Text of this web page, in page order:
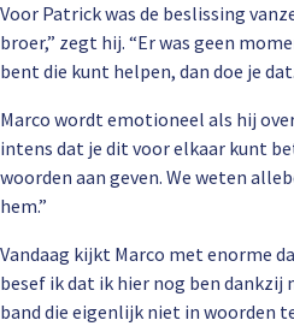
Voor Patrick was de beslissing
broer,” zegt hij. “Er was geen
bent die kunt helpen, dan doe je
Marco wordt emotioneel als hij
intens dat je dit voor elkaar kunt
woorden aan geven. We weten
hem.”
Vandaag kijkt Marco met enorme
besef ik dat ik hier nog ben dankzij
band die eigenlijk niet in woorden